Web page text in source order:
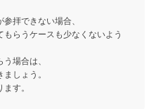
拝できない場合、
らうケースも少なくないよう
場合は、
しょう。
す。